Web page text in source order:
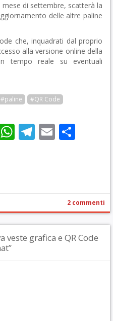
di settembre, scatterà la
delle altre paline
che, inquadrati dal proprio
alla versione online della
tempo reale su eventuali
#paline
#QR Code
WhatsApp
Telegram
Email
2 commenti
veste grafica e QR Code